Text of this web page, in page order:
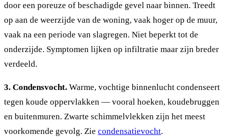
door een poreuze of beschadigde gevel naar binnen. Treedt
op aan de weerzijde van de woning, vaak hoger op de muur,
vaak na een periode van slagregen. Niet beperkt tot de
onderzijde. Symptomen lijken op infiltratie maar zijn breder
verdeeld.
3. Condensvocht. Warme, vochtige binnenlucht condenseert
tegen koude oppervlakken — vooral hoeken, koudebruggen
en buitenmuren. Zwarte schimmelvlekken zijn het meest
voorkomende gevolg. Zie condensatievocht.